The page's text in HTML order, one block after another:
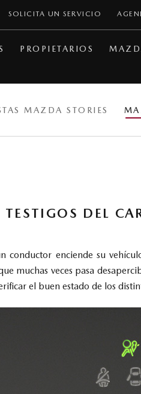
SOLICITA UN SERVICIO
PROPIETARIOS
MAZDA STORIES
TESTIGOS DEL
conductor enciende su
muchas veces pasa
el buen estado de los